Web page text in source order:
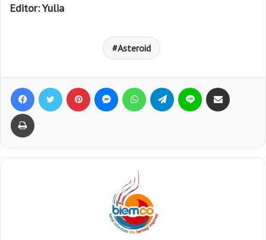
Editor: Yulia
Asteroid